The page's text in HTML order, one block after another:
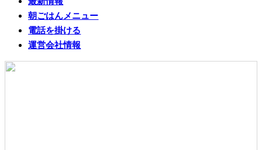
朝ごはんメニュー
電話を掛ける
運営会社情報